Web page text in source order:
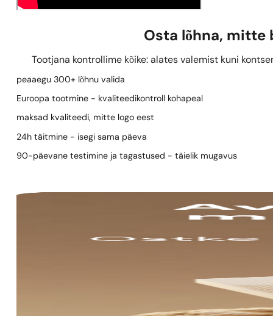
Osta lõhna,
Tootjana kontrollime kõike: alates valemist kuni
peaaegu 300+ lõhnu valida
Euroopa tootmine - kvaliteedikontroll kohapeal
maksad kvaliteedi, mitte logo eest
24h täitmine - isegi sama päeva
90-päevane testimine ja tagastused - täielik mugavus